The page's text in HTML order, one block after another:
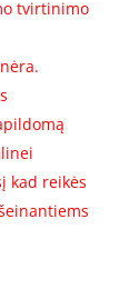
tvirtinimo
kad reikės